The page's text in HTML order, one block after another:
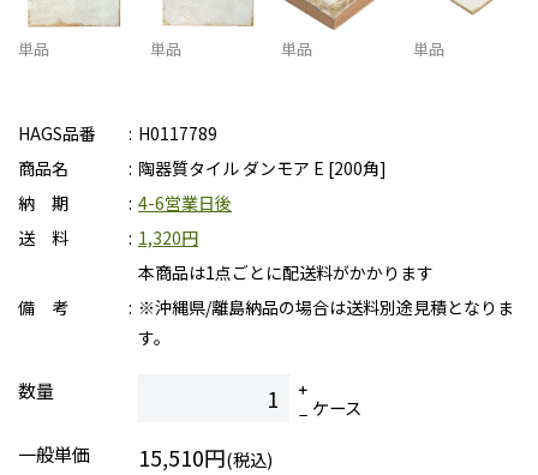
単品 単品 単品 単品
HAGS品番
H0117789
商品名
陶器質タイル ダンモア E [200角]
納 期
4-6営業日後
送 料
1,320円
本商品は1点ごとに配送料がかかります
備 考
※沖縄県/離島納品の場合は送料別途見積となりま
す。
数量
ケース
一般単価
15,510円(税込)